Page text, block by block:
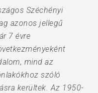
Széchényi
azonos jellegű
7 évre
mind az
szóló
kerültek. Az 1950-